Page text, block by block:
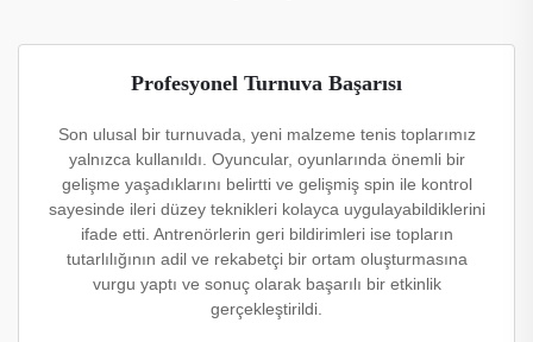
Profesyonel Turnuva Başarısı
Son ulusal bir turnuvada, yeni malzeme tenis toplarımız
yalnızca kullanıldı. Oyuncular, oyunlarında önemli bir
gelişme yaşadıklarını belirtti ve gelişmiş spin ile kontrol
sayesinde ileri düzey teknikleri kolayca uygulayabildiklerini
ifade etti. Antrenörlerin geri bildirimleri ise topların
tutarlılığının adil ve rekabetçi bir ortam oluşturmasına
vurgu yaptı ve sonuç olarak başarılı bir etkinlik
gerçekleştirildi.